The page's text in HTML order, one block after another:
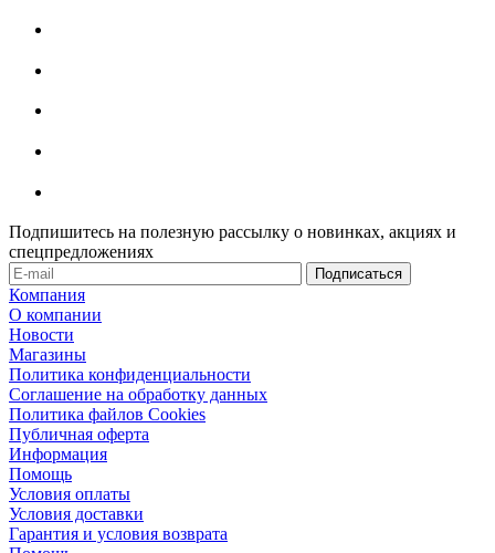
Подпишитесь на полезную рассылку о новинках, акциях и
спецпредложениях
Компания
О компании
Новости
Магазины
Политика конфиденциальности
Соглашение на обработку данных
Политика файлов Cookies
Публичная оферта
Информация
Помощь
Условия оплаты
Условия доставки
Гарантия и условия возврата